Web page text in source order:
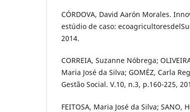
CÓRDOVA, David Aarón Morales.
estúdio de caso:
2014.
CORREIA, Suzanne Nóbrega;
Maria José da Silva; GOMÉZ, Carla
Gestão Social. V.10, n.3, p.160-225,
FEITOSA, Maria José da Silva;